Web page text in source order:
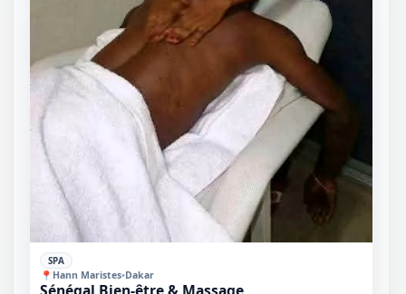
✓
SPA
Sénégal Bien-être & Massage
📍 Hann Maristes•Dakar